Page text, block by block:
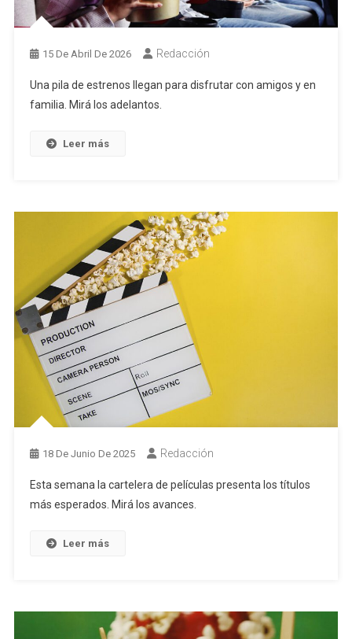
15 De Abril De 2026 Redacción
Una pila de estrenos llegan para disfrutar con amigos y en
familia. Mirá los adelantos.
Leer más
18 De Junio De 2025 Redacción
Esta semana la cartelera de películas presenta los títulos
más esperados. Mirá los avances.
Leer más